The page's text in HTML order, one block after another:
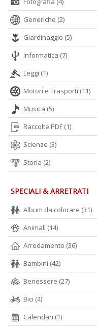
Generiche (2)
Giardinaggio (5)
Informatica (7)
Leggi (1)
Motori e Trasporti (11)
Musica (5)
Raccolte PDF (1)
Scienze (3)
Storia (2)
SPECIALI & ARRETRATI
Album da colorare (31)
Animali (14)
Arredamento (36)
Bambini (42)
Benessere (27)
Bici (4)
Calendari (1)